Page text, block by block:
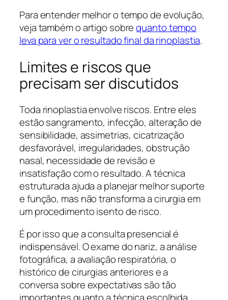
Para entender melhor o tempo de evolução,
veja também o artigo sobrequanto tempo
leva para ver o resultado final da rinoplastia.
Limites e riscos que
precisam ser discutidos
Toda rinoplastia envolve riscos. Entre eles
estão sangramento, infecção, alteração de
sensibilidade, assimetrias, cicatrização
desfavorável, irregularidades, obstrução
nasal, necessidade de revisão e
insatisfação com o resultado. A técnica
estruturada ajuda a planejar melhor suporte
e função, mas não transforma a cirurgia em
um procedimento isento de risco.
É por isso que a consulta presencial é
indispensável. O exame do nariz, a análise
fotográfica, a avaliação respiratória, o
histórico de cirurgias anteriores e a
conversa sobre expectativas são tão
importantes quanto a técnica escolhida.